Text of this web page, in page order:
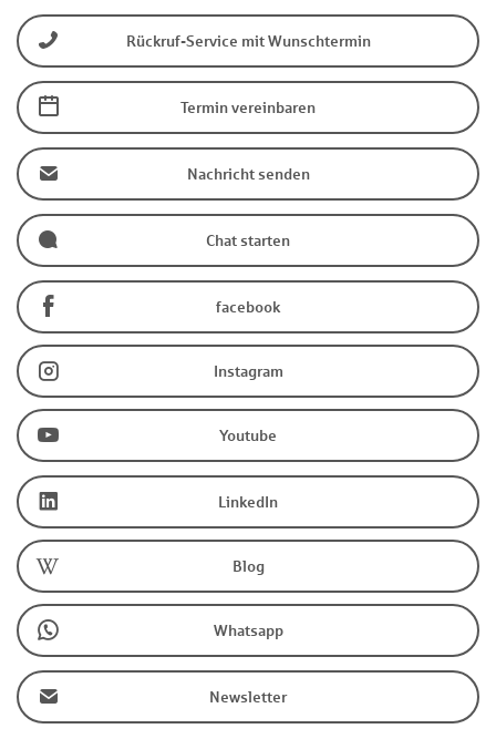
Rückruf-Service mit Wunschtermin
Termin vereinbaren
Nachricht senden
Chat starten
facebook
Instagram
Youtube
LinkedIn
Blog
Whatsapp
Newsletter